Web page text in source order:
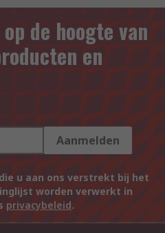
de hoogte van
en
Aanmelden
u aan ons verstrekt bij het
worden verwerkt in
privacybeleid.